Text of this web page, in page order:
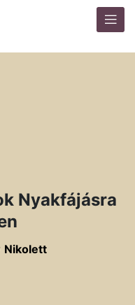
Nyakfájásra
Nikolett